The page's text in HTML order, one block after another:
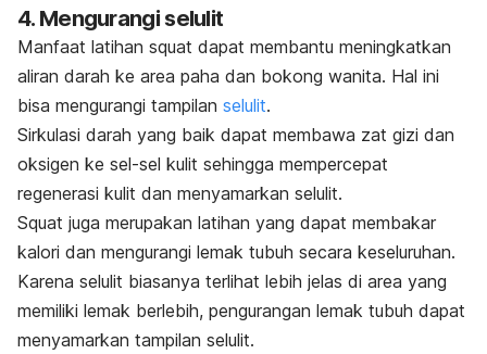
4. Mengurangi selulit
Manfaat latihan squat dapat membantu meningkatkan
aliran darah ke area paha dan bokong wanita. Hal ini
bisa mengurangi tampilan selulit.
Sirkulasi darah yang baik dapat membawa zat gizi dan
oksigen ke sel-sel kulit sehingga mempercepat
regenerasi kulit dan menyamarkan selulit.
Squat juga merupakan latihan yang dapat membakar
kalori dan mengurangi lemak tubuh secara keseluruhan.
Karena selulit biasanya terlihat lebih jelas di area yang
memiliki lemak berlebih, pengurangan lemak tubuh dapat
menyamarkan tampilan selulit.